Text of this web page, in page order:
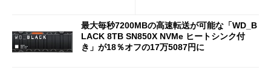
最大毎秒7200MBの高速転送が可能な「WD_B
LACK 8TB SN850X NVMe ヒートシンク付
き」が18％オフの17万5087円に